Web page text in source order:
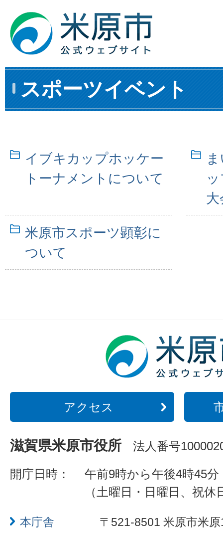
スポーツイベント
イブキカップホッケー
トーナメントについて
米原市スポーツ顕彰に
ついて
アクセス
滋賀県米原市役所 法人番号
開庁日時：
午前9時から午後4時45分
（土曜日・日曜日、祝
本庁舎
〒521-8501 米原市米